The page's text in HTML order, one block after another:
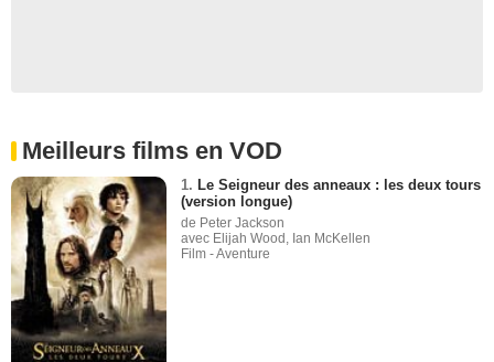
Meilleurs films en VOD
1. Le Seigneur des anneaux : les deux tours
(version longue)
de Peter Jackson
avec Elijah Wood, Ian McKellen
Film - Aventure